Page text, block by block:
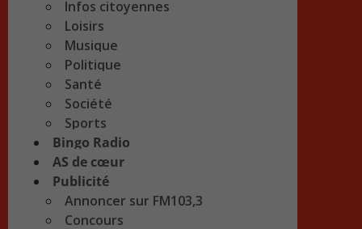
Infos citoyennes
Loisirs
Musique
Politique
Santé
Société
Sports
Bingo Radio
AS de cœur
Publicité
Annoncer sur FM103,3
Concours